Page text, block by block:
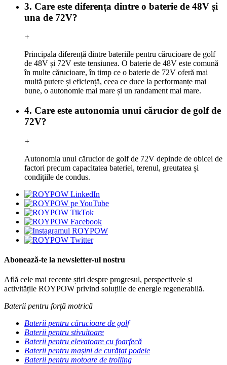
3. Care este diferența dintre o baterie de 48V și
una de 72V?
+
Principala diferență dintre bateriile pentru cărucioare de golf
de 48V și 72V este tensiunea. O baterie de 48V este comună
în multe cărucioare, în timp ce o baterie de 72V oferă mai
multă putere și eficiență, ceea ce duce la performanțe mai
bune, o autonomie mai mare și un randament mai mare.
4. Care este autonomia unui cărucior de golf de
72V?
+
Autonomia unui cărucior de golf de 72V depinde de obicei de
factori precum capacitatea bateriei, terenul, greutatea și
condițiile de condus.
Abonează-te la newsletter-ul nostru
Află cele mai recente știri despre progresul, perspectivele și
activitățile ROYPOW privind soluțiile de energie regenerabilă.
Baterii pentru forță motrică
Baterii pentru cărucioare de golf
Baterii pentru stivuitoare
Baterii pentru elevatoare cu foarfecă
Baterii pentru mașini de curățat podele
Baterii pentru motoare de trolling